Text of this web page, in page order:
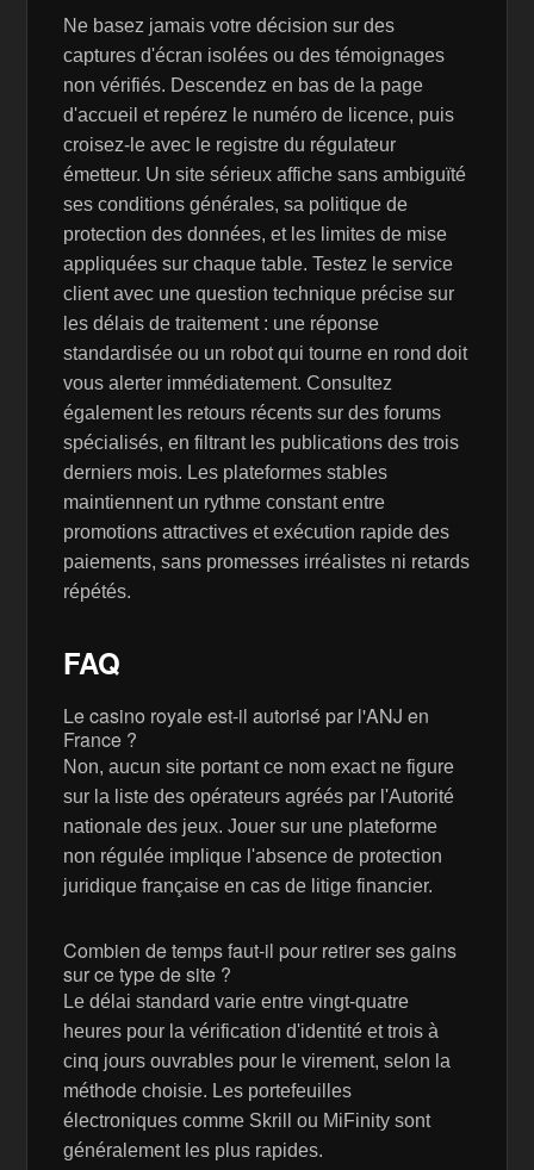
Ne basez jamais votre décision sur des
captures d'écran isolées ou des témoignages
non vérifiés. Descendez en bas de la page
d'accueil et repérez le numéro de licence, puis
croisez-le avec le registre du régulateur
émetteur. Un site sérieux affiche sans ambiguïté
ses conditions générales, sa politique de
protection des données, et les limites de mise
appliquées sur chaque table. Testez le service
client avec une question technique précise sur
les délais de traitement : une réponse
standardisée ou un robot qui tourne en rond doit
vous alerter immédiatement. Consultez
également les retours récents sur des forums
spécialisés, en filtrant les publications des trois
derniers mois. Les plateformes stables
maintiennent un rythme constant entre
promotions attractives et exécution rapide des
paiements, sans promesses irréalistes ni retards
répétés.
FAQ
Le casino royale est-il autorisé par l'ANJ en
France ?
Non, aucun site portant ce nom exact ne figure
sur la liste des opérateurs agréés par l'Autorité
nationale des jeux. Jouer sur une plateforme
non régulée implique l'absence de protection
juridique française en cas de litige financier.
Combien de temps faut-il pour retirer ses gains
sur ce type de site ?
Le délai standard varie entre vingt-quatre
heures pour la vérification d'identité et trois à
cinq jours ouvrables pour le virement, selon la
méthode choisie. Les portefeuilles
électroniques comme Skrill ou MiFinity sont
généralement les plus rapides.